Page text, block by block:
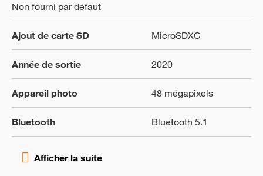
Non fourni par défaut
Ajout de carte SD MicroSDXC
Année de sortie 2020
Appareil photo 48 mégapixels
Bluetooth Bluetooth 5.1